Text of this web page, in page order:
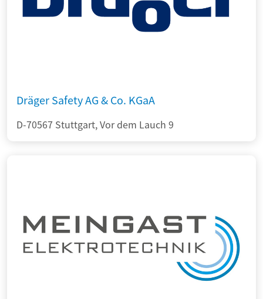
Dräger Safety AG & Co. KGaA
D-70567 Stuttgart, Vor dem Lauch 9